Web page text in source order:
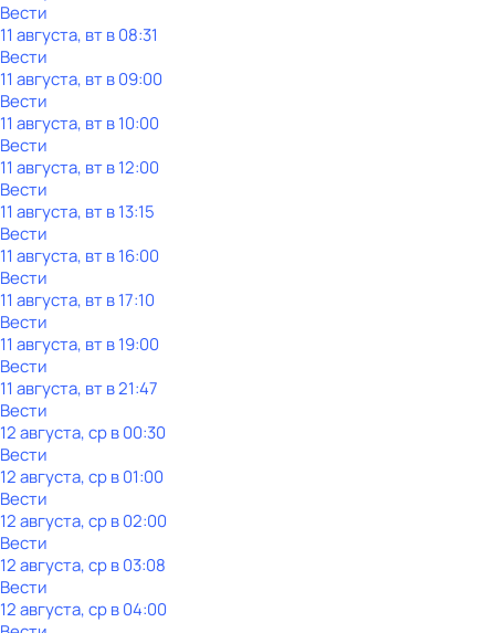
Вести
11 августа, вт в 08:31
Вести
11 августа, вт в 09:00
Вести
11 августа, вт в 10:00
Вести
11 августа, вт в 12:00
Вести
11 августа, вт в 13:15
Вести
11 августа, вт в 16:00
Вести
11 августа, вт в 17:10
Вести
11 августа, вт в 19:00
Вести
11 августа, вт в 21:47
Вести
12 августа, ср в 00:30
Вести
12 августа, ср в 01:00
Вести
12 августа, ср в 02:00
Вести
12 августа, ср в 03:08
Вести
12 августа, ср в 04:00